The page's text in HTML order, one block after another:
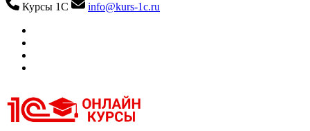
Курсы 1С
info@kurs-1c.ru